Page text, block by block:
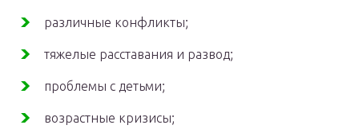
различные конфликты;
тяжелые расставания и развод;
проблемы с детьми;
возрастные кризисы;